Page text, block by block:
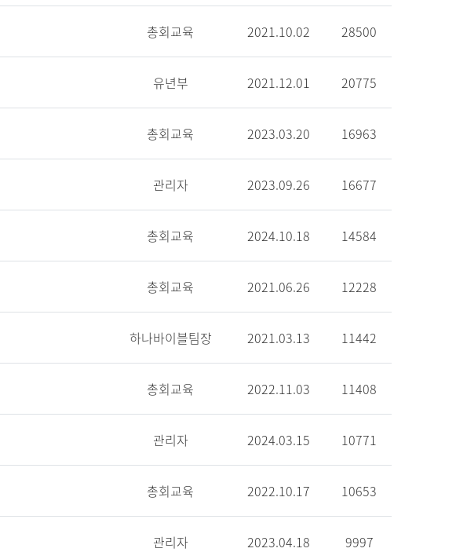
총회교육 2021.10.02 28500
유년부 2021.12.01 20775
총회교육 2023.03.20 16963
관리자 2023.09.26 16677
총회교육 2024.10.18 14584
총회교육 2021.06.26 12228
하나바이블팀장 2021.03.13 11442
총회교육 2022.11.03 11408
관리자 2024.03.15 10771
총회교육 2022.10.17 10653
관리자 2023.04.18 9997